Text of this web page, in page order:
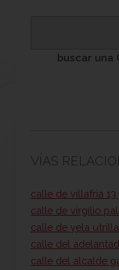
buscar una
VÍAS
calle de villafria
calle de virgilio
calle de yela utrilla
calle del
calle del alcalde